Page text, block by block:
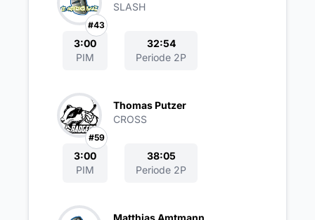
#43
SLASH
3:00
PIM
32:54
Periode 2P
#59
Thomas Putzer
CROSS
3:00
PIM
38:05
Periode 2P
Matthias Amtmann